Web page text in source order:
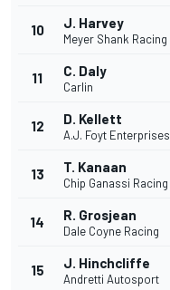
10 J. Harvey
Meyer Shank Racing
11 C. Daly
Carlin
12 D. Kellett
A.J. Foyt Enterprises
13 T. Kanaan
Chip Ganassi Racing
14 R. Grosjean
Dale Coyne Racing
15 J. Hinchcliffe
Andretti Autosport